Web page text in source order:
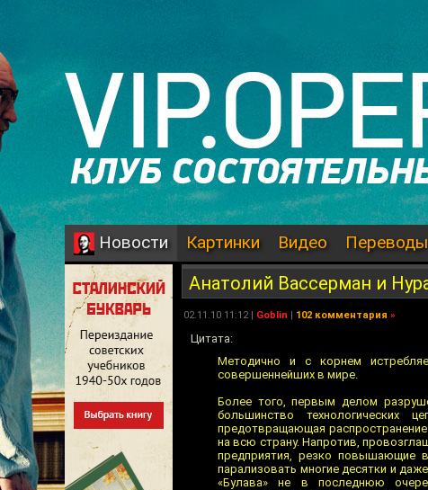
Новости Картинки Видео Переводы
Анатолий Вассерман и
02.11.10 11:12 | Goblin | 102 комментария »
Цитата:
Методично и с корнем
совершеннейших в мире.
Более того, первым делом
большинство
предотвращающая
на всю страну. Напротив,
предприятия, резко повышающие
парализовать многие десятки и
«Булава» не в последнюю